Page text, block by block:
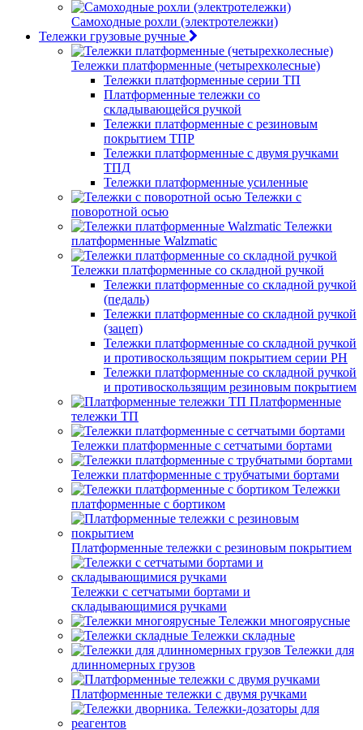
Самоходные рохли (электротележки)
Тележки грузовые ручные
Тележки платформенные (четырехколесные)
Тележки платформенные серии ТП
Платформенные тележки со
складывающейся ручкой
Тележки платформенные с резиновым
покрытием ТПР
Тележки платформенные с двумя ручками
ТПД
Тележки платформенные усиленные
Тележки с
поворотной осью
Тележки
платформенные Walzmatic
Тележки платформенные со складной ручкой
Тележки платформенные со складной ручкой
(педаль)
Тележки платформенные со складной ручкой
(зацеп)
Тележки платформенные со складной ручкой
и противоскользящим покрытием серии PH
Тележки платформенные со складной ручкой
и противоскользящим резиновым покрытием
Платформенные
тележки ТП
Тележки платформенные с сетчатыми бортами
Тележки платформенные с трубчатыми бортами
Тележки
платформенные с бортиком
Платформенные тележки с резиновым покрытием
Тележки с сетчатыми бортами и
складывающимися ручками
Тележки многоярусные
Тележки складные
Тележки для
длинномерных грузов
Платформенные тележки с двумя ручками